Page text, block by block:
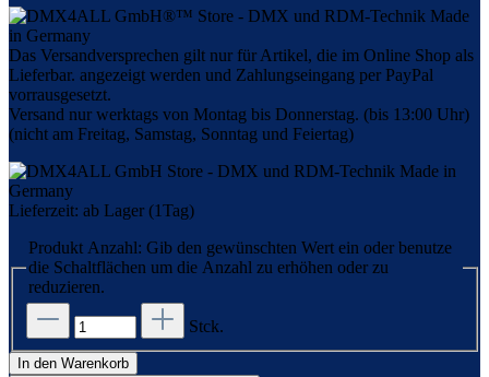
Das Versandversprechen gilt nur für Artikel, die im Online Shop als
Lieferbar. angezeigt werden und Zahlungseingang per PayPal
vorrausgesetzt.
Versand nur werktags von Montag bis Donnerstag. (bis 13:00 Uhr)
(nicht am Freitag, Samstag, Sonntag und Feiertag)
Lieferzeit: ab Lager (1Tag)
Produkt Anzahl: Gib den gewünschten Wert ein oder benutze
die Schaltflächen um die Anzahl zu erhöhen oder zu
reduzieren.
Stck.
In den Warenkorb